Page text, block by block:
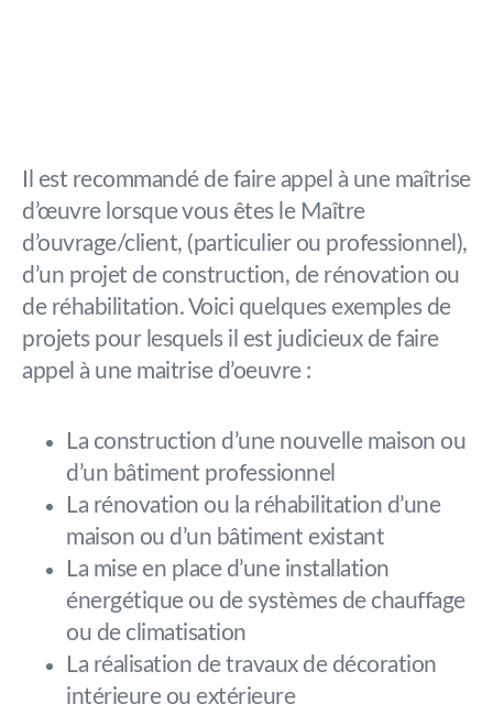
Il est recommandé de faire appel à une maîtrise
d’œuvre lorsque vous êtes le Maître
d’ouvrage/client, (particulier ou professionnel),
d’un projet de construction, de rénovation ou
de réhabilitation. Voici quelques exemples de
projets pour lesquels il est judicieux de faire
appel à une maitrise d’oeuvre :
La construction d’une nouvelle maison ou
d’un bâtiment professionnel
La rénovation ou la réhabilitation d’une
maison ou d’un bâtiment existant
La mise en place d’une installation
énergétique ou de systèmes de chauffage
ou de climatisation
La réalisation de travaux de décoration
intérieure ou extérieure